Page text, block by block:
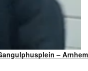
– Arnhem